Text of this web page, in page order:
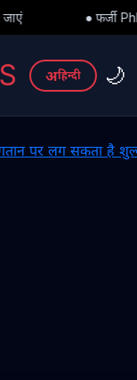
में बड़ा मोड़: हाईकोर्ट
अहिन्दी 🌙